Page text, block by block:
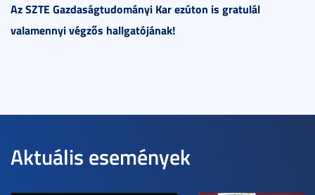
Az SZTE Gazdaságtudományi Kar ezúton is gratulál
valamennyi végzős hallgatójának!
Aktuális események